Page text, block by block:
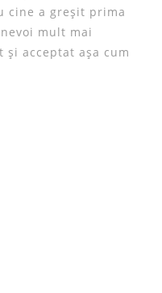
cine a greșit prima
mult mai
acceptat așa cum